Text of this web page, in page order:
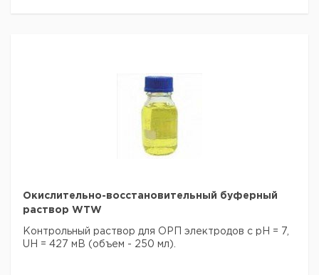
9041033
Окислительно-восстановительный буферный
раствор WTW
Контрольный раствор для ОРП электродов с pH = 7,
UH = 427 мВ (объем - 250 мл).